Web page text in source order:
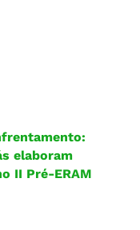
elaboram
II Pré-ERAM